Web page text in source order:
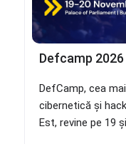
Defcamp 2026
DefCamp, cea
cibernetică și
Est, revine pe 19